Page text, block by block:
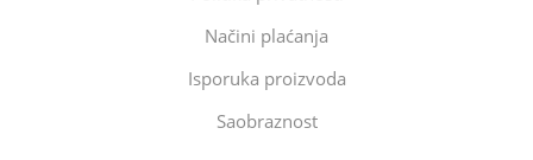
Načini plaćanja
Isporuka proizvoda
Saobraznost